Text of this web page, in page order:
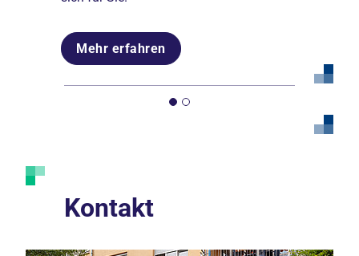
Mehr erfahren
Kontakt